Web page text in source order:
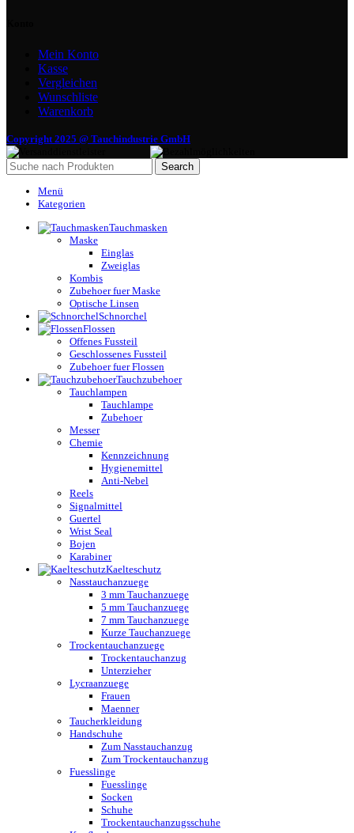
Mein Konto
Kasse
Vergleichen
Wunschliste
Warenkorb
Copyright 2025 @ Tauchindustrie GmbH
Search
Menü
Kategorien
Tauchmasken
Maske
Einglas
Zweiglas
Kombis
Zubehoer fuer Maske
Optische Linsen
Schnorchel
Flossen
Offenes Fussteil
Geschlossenes Fussteil
Zubehoer fuer Flossen
Tauchzubehoer
Tauchlampen
Tauchlampe
Zubehoer
Messer
Chemie
Kennzeichnung
Hygienemittel
Anti-Nebel
Reels
Signalmittel
Guertel
Wrist Seal
Bojen
Karabiner
Kaelteschutz
Nasstauchanzuege
3 mm Tauchanzuege
5 mm Tauchanzuege
7 mm Tauchanzuege
Kurze Tauchanzuege
Trockentauchanzuege
Trockentauchanzug
Unterzieher
Lycraanzuege
Frauen
Maenner
Taucherkleidung
Handschuhe
Zum Nasstauchanzug
Zum Trockentauchanzug
Fuesslinge
Fuesslinge
Socken
Schuhe
Trockentauchanzugsschuhe